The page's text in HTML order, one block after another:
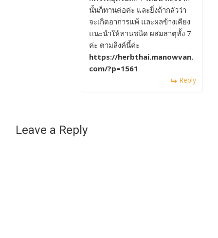
นั้นก็ทานต่อค่ะ และยิ่งถ้ากลัวว่า
จะเกิดอาการแพ้ และผลข้างเคียง
แนะนำให้ทานชนิด ผสมธาตุทั้ง 7
ค่ะ ตามลิงค์นี้ค่ะ
https://herbthai.manowvan.
com/?p=1561
Reply
Leave a Reply